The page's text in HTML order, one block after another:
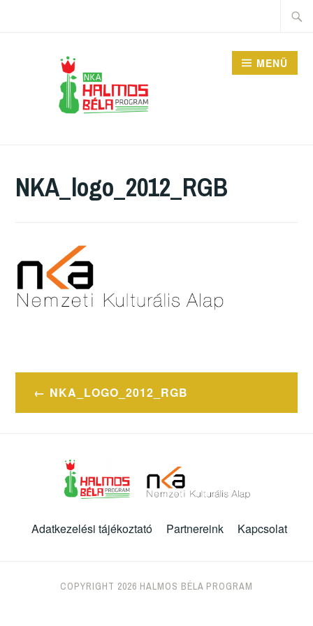
PROGRAM
MENÜ
NKA_logo_2012_RGB
Bejegyzés
navigáció
NKA_LOGO_2012_RGB
Adatkezelési tájékoztató Partnereink Kapcsolat
COPYRIGHT 2026 HALMOS BÉLA PROGRAM